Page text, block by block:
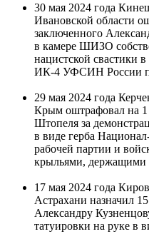
30 мая 2024 года
Ивановской области
заключенного
в камере ШИЗО
нацистской свастики
ИК-4 УФСИН России
29 мая 2024 года
Крым оштрафовал на
Штопеля за
в виде герба
рабочей партии и
крыльями, держащими
17 мая 2024 года
Астрахани назначил
Александру
татуировки на руке в